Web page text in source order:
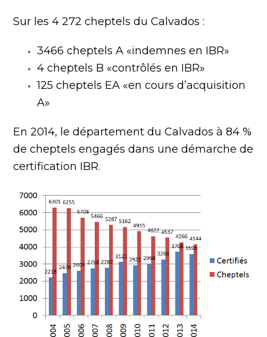
Sur les 4 272 cheptels du Calvados :
3466 cheptels A «indemnes en IBR»
4 cheptels B «contrôlés en IBR»
125 cheptels EA «en cours d’acquisition
A»
En 2014, le département du Calvados à 84 %
de cheptels engagés dans une démarche de
certification IBR.